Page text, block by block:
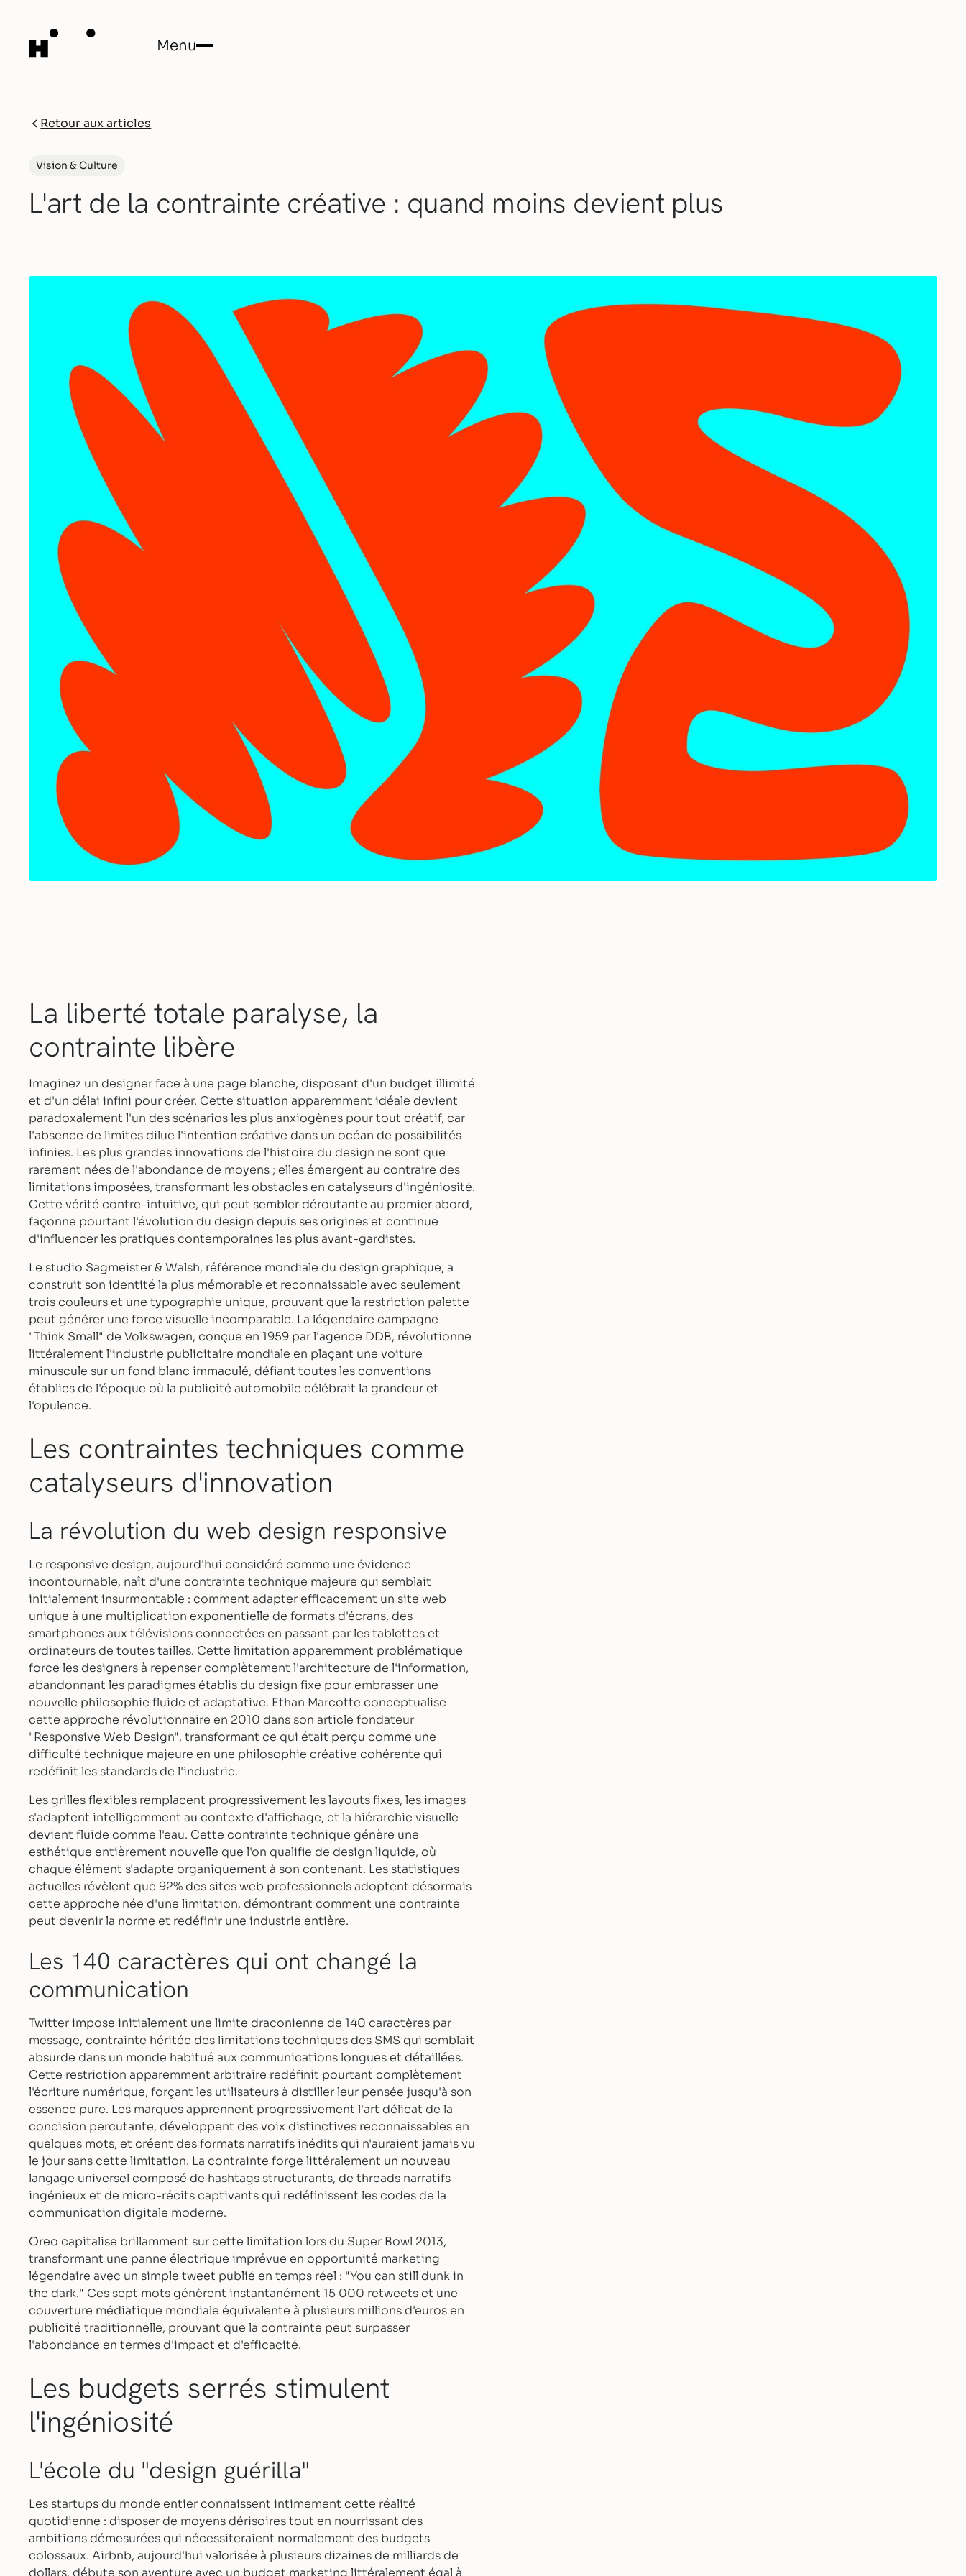
Menu
Retour aux articles
Vision & Culture
L'art de la contrainte créative : quand moins devient plus
La liberté totale paralyse, la
contrainte libère
Imaginez un designer face à une page blanche, disposant d'un budget illimité
et d'un délai infini pour créer. Cette situation apparemment idéale devient
paradoxalement l'un des scénarios les plus anxiogènes pour tout créatif, car
l'absence de limites dilue l'intention créative dans un océan de possibilités
infinies. Les plus grandes innovations de l'histoire du design ne sont que
rarement nées de l'abondance de moyens ; elles émergent au contraire des
limitations imposées, transformant les obstacles en catalyseurs d'ingéniosité.
Cette vérité contre-intuitive, qui peut sembler déroutante au premier abord,
façonne pourtant l'évolution du design depuis ses origines et continue
d'influencer les pratiques contemporaines les plus avant-gardistes.
Le studio Sagmeister & Walsh, référence mondiale du design graphique, a
construit son identité la plus mémorable et reconnaissable avec seulement
trois couleurs et une typographie unique, prouvant que la restriction palette
peut générer une force visuelle incomparable. La légendaire campagne
"Think Small" de Volkswagen, conçue en 1959 par l'agence DDB, révolutionne
littéralement l'industrie publicitaire mondiale en plaçant une voiture
minuscule sur un fond blanc immaculé, défiant toutes les conventions
établies de l'époque où la publicité automobile célébrait la grandeur et
l'opulence.
Les contraintes techniques comme
catalyseurs d'innovation
La révolution du web design responsive
Le responsive design, aujourd'hui considéré comme une évidence
incontournable, naît d'une contrainte technique majeure qui semblait
initialement insurmontable : comment adapter efficacement un site web
unique à une multiplication exponentielle de formats d'écrans, des
smartphones aux télévisions connectées en passant par les tablettes et
ordinateurs de toutes tailles. Cette limitation apparemment problématique
force les designers à repenser complètement l'architecture de l'information,
abandonnant les paradigmes établis du design fixe pour embrasser une
nouvelle philosophie fluide et adaptative. Ethan Marcotte conceptualise
cette approche révolutionnaire en 2010 dans son article fondateur
"Responsive Web Design", transformant ce qui était perçu comme une
difficulté technique majeure en une philosophie créative cohérente qui
redéfinit les standards de l'industrie.
Les grilles flexibles remplacent progressivement les layouts fixes, les images
s'adaptent intelligemment au contexte d'affichage, et la hiérarchie visuelle
devient fluide comme l'eau. Cette contrainte technique génère une
esthétique entièrement nouvelle que l'on qualifie de design liquide, où
chaque élément s'adapte organiquement à son contenant. Les statistiques
actuelles révèlent que 92% des sites web professionnels adoptent désormais
cette approche née d'une limitation, démontrant comment une contrainte
peut devenir la norme et redéfinir une industrie entière.
Les 140 caractères qui ont changé la
communication
Twitter impose initialement une limite draconienne de 140 caractères par
message, contrainte héritée des limitations techniques des SMS qui semblait
absurde dans un monde habitué aux communications longues et détaillées.
Cette restriction apparemment arbitraire redéfinit pourtant complètement
l'écriture numérique, forçant les utilisateurs à distiller leur pensée jusqu'à son
essence pure. Les marques apprennent progressivement l'art délicat de la
concision percutante, développent des voix distinctives reconnaissables en
quelques mots, et créent des formats narratifs inédits qui n'auraient jamais vu
le jour sans cette limitation. La contrainte forge littéralement un nouveau
langage universel composé de hashtags structurants, de threads narratifs
ingénieux et de micro-récits captivants qui redéfinissent les codes de la
communication digitale moderne.
Oreo capitalise brillamment sur cette limitation lors du Super Bowl 2013,
transformant une panne électrique imprévue en opportunité marketing
légendaire avec un simple tweet publié en temps réel : "You can still dunk in
the dark." Ces sept mots génèrent instantanément 15 000 retweets et une
couverture médiatique mondiale équivalente à plusieurs millions d'euros en
publicité traditionnelle, prouvant que la contrainte peut surpasser
l'abondance en termes d'impact et d'efficacité.
Les budgets serrés stimulent
l'ingéniosité
L'école du "design guérilla"
Les startups du monde entier connaissent intimement cette réalité
quotidienne : disposer de moyens dérisoires tout en nourrissant des
ambitions démesurées qui nécessiteraient normalement des budgets
colossaux. Airbnb, aujourd'hui valorisée à plusieurs dizaines de milliards de
dollars, débute son aventure avec un budget marketing littéralement égal à